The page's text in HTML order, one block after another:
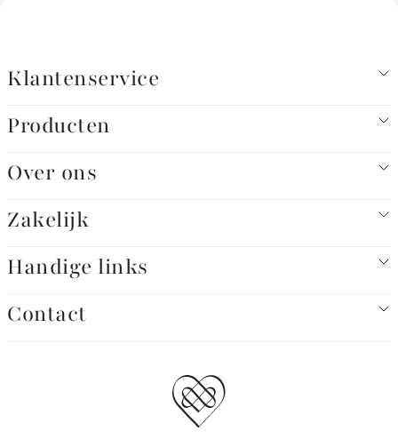
Klantenservice
Producten
Over ons
Zakelijk
Handige links
Contact